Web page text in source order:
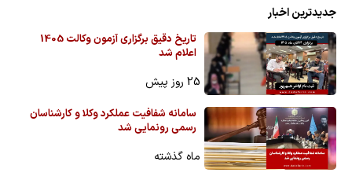
جدیدترین اخبار
تاریخ دقیق برگزاری آزمون وکالت 1405
اعلام شد
25 روز پیش
سامانه شفافیت عملکرد وکلا و کارشناسان
رسمی رونمایی شد
ماه گذشته